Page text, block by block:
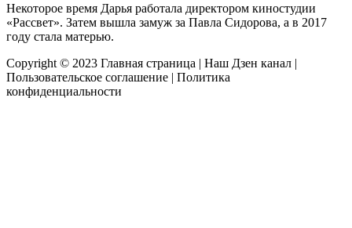
Некоторое время Дарья работала директором киностудии
«Рассвет». Затем вышла замуж за Павла Сидорова, а в 2017
году стала матерью.
Copyright © 2023 Главная страница | Наш Дзен канал |
Пользовательское соглашение | Политика
конфиденциальности